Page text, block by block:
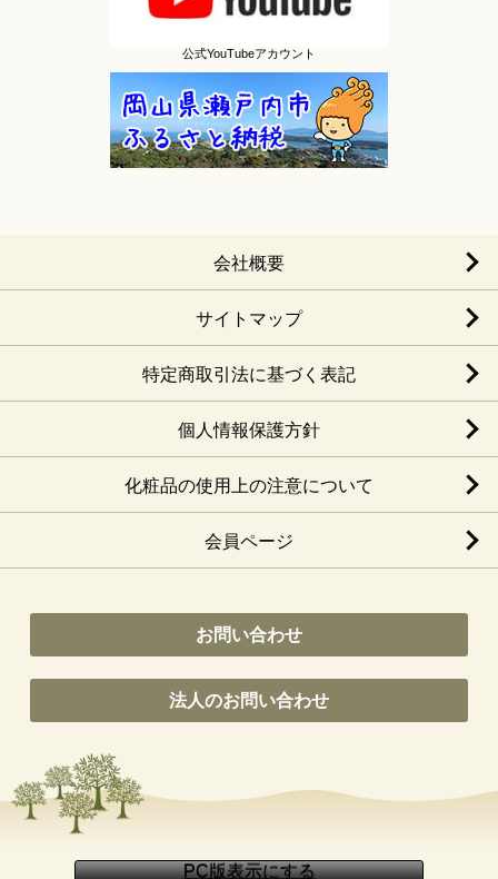
公式YouTubeアカウント
会社概要
サイトマップ
特定商取引法に基づく表記
個人情報保護方針
化粧品の使用上の注意について
会員ページ
お問い合わせ
法人のお問い合わせ